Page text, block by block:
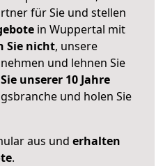
für Sie und stellen
in Wuppertal mit
Sie nicht, unsere
und lehnen Sie
unserer 10 Jahre
und holen Sie
aus und erhalten
.